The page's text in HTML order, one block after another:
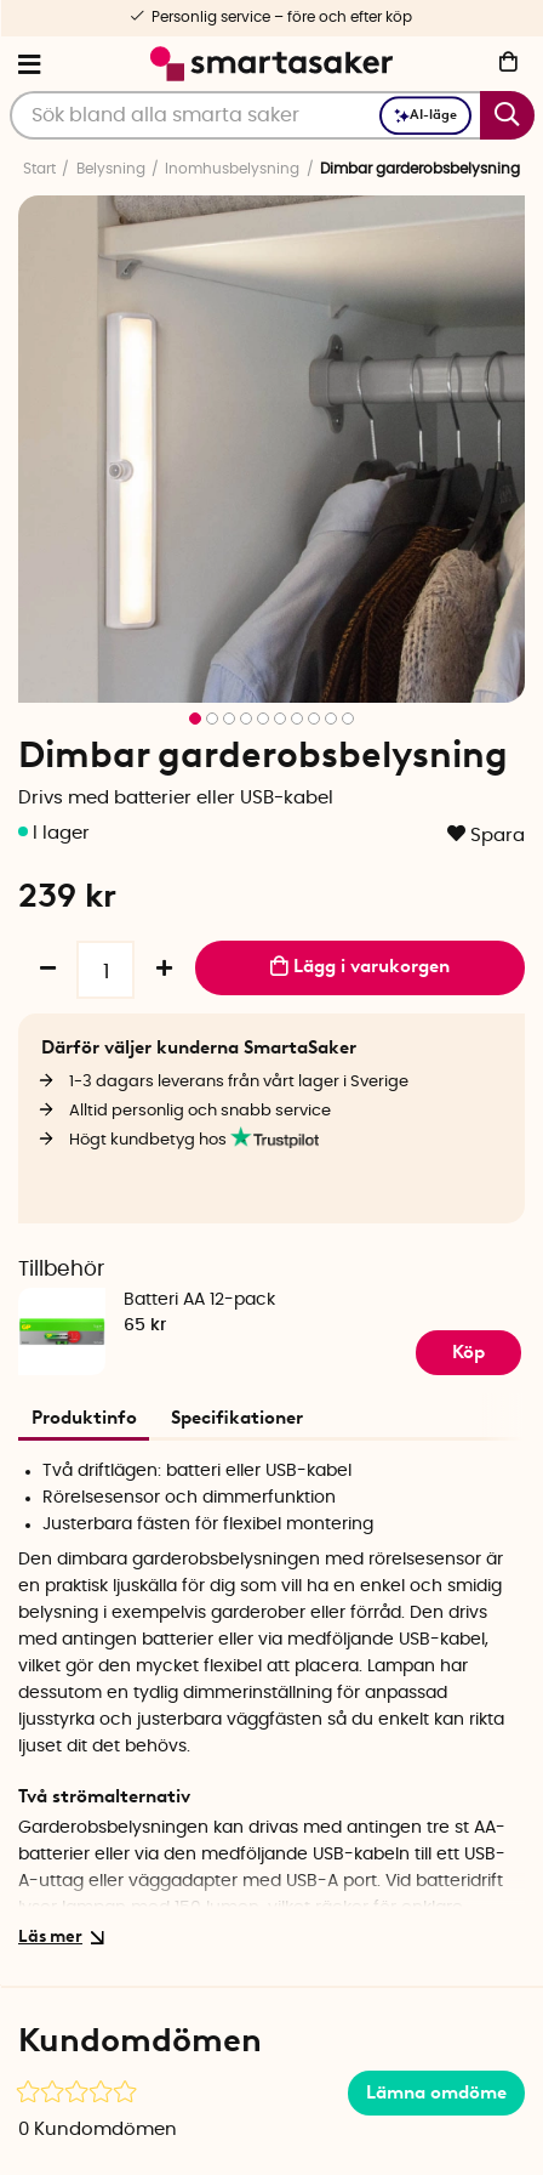
AI-läge
Personlig service – före och efter köp
Start Belysning Inomhusbelysning Dimbar garderobsbelysning
Dimbar garderobsbelysning
Drivs med batterier eller USB-kabel
Spara
239 kr
Lägg i varukorgen
Därför väljer kunderna SmartaSaker
1-3 dagars leverans från vårt lager i Sverige
Alltid personlig och snabb service
Högt kundbetyg hos
Tillbehör
Batteri AA 12-pack
65 kr
Köp
Produktinfo Specifikationer
Två driftlägen: batteri eller USB-kabel
Rörelsesensor och dimmerfunktion
Justerbara fästen för flexibel montering
Den dimbara garderobsbelysningen med rörelsesensor är
en praktisk ljuskälla för dig som vill ha en enkel och smidig
belysning i exempelvis garderober eller förråd. Den drivs
med antingen batterier eller via medföljande USB-kabel,
vilket gör den mycket flexibel att placera. Lampan har
dessutom en tydlig dimmerinställning för anpassad
ljusstyrka och justerbara väggfästen så du enkelt kan rikta
ljuset dit det behövs.
Två strömalternativ
Garderobsbelysningen kan drivas med antingen tre st AA-
batterier eller via den medföljande USB-kabeln till ett USB-
A-uttag eller väggadapter med USB-A port. Vid batteridrift
lyser lampan med 150 lumen, vilket räcker för enklare
belysning i exempelvis ett garderobsutrymme. Använder du
Automatisk eller fast belysning
Garderobsbelysningen har två lägen: AUTO och ON. I AUTO-
läget aktiveras lampan automatiskt av rörelse och släcks
efter ca 20 sekunder när den inte längre känner av rörelse. I
Kundomdömen
Lämna omdöme
0 Kundomdömen